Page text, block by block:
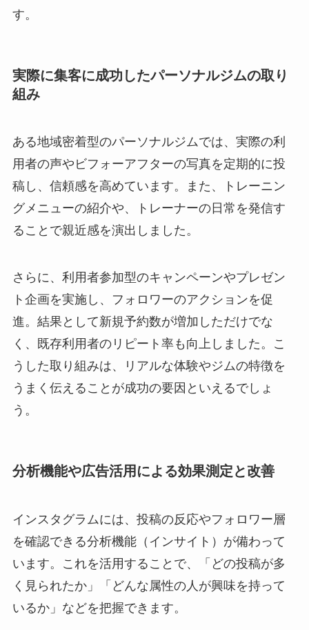
す。
実際に集客に成功したパーソナルジムの取り
組み
ある地域密着型のパーソナルジムでは、実際の利
用者の声やビフォーアフターの写真を定期的に投
稿し、信頼感を高めています。また、トレーニン
グメニューの紹介や、トレーナーの日常を発信す
ることで親近感を演出しました。
さらに、利用者参加型のキャンペーンやプレゼン
ト企画を実施し、フォロワーのアクションを促
進。結果として新規予約数が増加しただけでな
く、既存利用者のリピート率も向上しました。こ
うした取り組みは、リアルな体験やジムの特徴を
うまく伝えることが成功の要因といえるでしょ
う。
分析機能や広告活用による効果測定と改善
インスタグラムには、投稿の反応やフォロワー層
を確認できる分析機能（インサイト）が備わって
います。これを活用することで、「どの投稿が多
く見られたか」「どんな属性の人が興味を持って
いるか」などを把握できます。